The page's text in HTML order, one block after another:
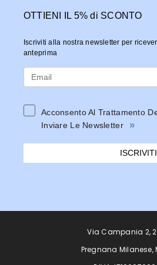
OTTIENI IL 5% di SCONTO
Iscriviti alla nostra newsletter per
anteprima
Acconsento Al Trattamento
Inviare Le Newsletter
»
ISCRIVITI
Via Campania 2,
Pregnana Milanese,